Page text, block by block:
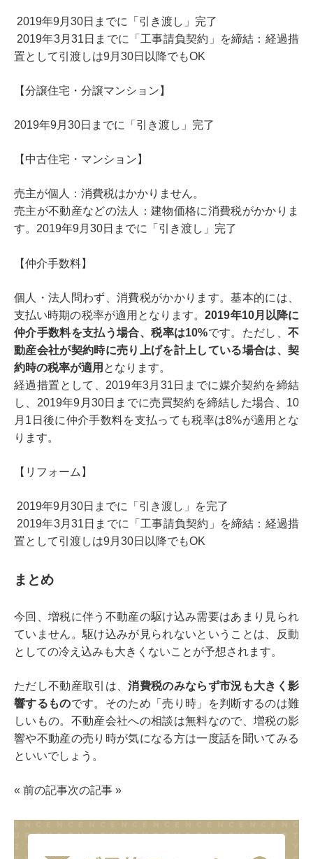
2019年9月30日までに「引き渡し」完了
2019年3月31日までに「工事請負契約」を締結：経過措
置として引渡しは9月30日以降でもOK
【分譲住宅・分譲マンション】
2019年9月30日までに「引き渡し」完了
【中古住宅・マンション】
売主が個人：消費税はかかりません。
売主が不動産などの法人：建物価格に消費税がかかりま
す。2019年9月30日までに「引き渡し」完了
【仲介手数料】
個人・法人問わず、消費税がかかります。基本的には、
支払い時期の税率が適用となります。2019年10月以降に
仲介手数料を支払う場合、税率は10%です。ただし、不
動産会社が契約時に売り上げを計上している場合は、契
約時の税率が適用 となります。
経過措置として、2019年3月31日までに媒介契約を締結
し、2019年9月30日までに売買契約を締結した場合、10
月1日後に仲介手数料を支払っても税率は8%が適用とな
ります。
【リフォーム】
2019年9月30日までに「引き渡し」を完了
2019年3月31日までに「工事請負契約」を締結：経過措
置として引渡しは9月30日以降でもOK
まとめ
今回、増税に伴う不動産の駆け込み需要はあまり見られ
ていません。駆け込みが見られないということは、反動
としての冷え込みも大きくないことが予想されます。
ただし不動産取引は、消費税のみならず市況も大きく影
響するものです。そのため「売り時」を判断するのは難
しいもの。不動産会社への相談は無料なので、増税の影
響や不動産の売り時が気になる方は一度話を聞いてみる
といいでしょう。
« 前の記事次の記事 »